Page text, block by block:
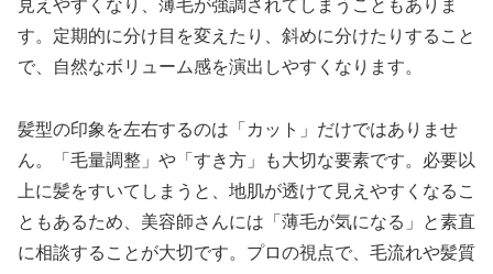
見えやすくなり、薄毛が強調されてしまうこともありま
す。定期的に分け目を変えたり、斜めに分けたりすること
で、自然なボリューム感を演出しやすくなります。
髪型の印象を左右するのは「カット」だけではありませ
ん。「毛量調整」や「すき方」も大切な要素です。必要以
上に髪をすいてしまうと、地肌が透けて見えやすくなるこ
ともあるため、美容師さんには「薄毛が気になる」と素直
に相談することが大切です。プロの視点で、毛流れや髪質